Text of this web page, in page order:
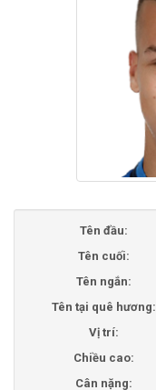
Tên đầu:
Tên cuối:
Tên ngắn:
Tên tại quê hương:
Vị trí:
Chiều cao:
Cân nặng: